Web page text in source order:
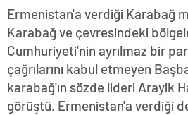
Ermenistan'a verdiği Karabağ
Karabağ ve çevresindeki
Cumhuriyeti'nin ayrılmaz bir
çağrılarını kabul etmeyen
karabağ'ın sözde lideri Arayik
görüştü. Ermenistan'a verdiği